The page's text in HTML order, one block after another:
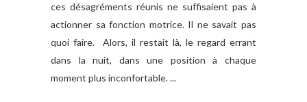
ces désagréments réunis ne suffisaient pas à
actionner sa fonction motrice. Il ne savait pas
quoi faire. Alors, il restait là, le regard errant
dans la nuit, dans une position à chaque
moment plus inconfortable. ...